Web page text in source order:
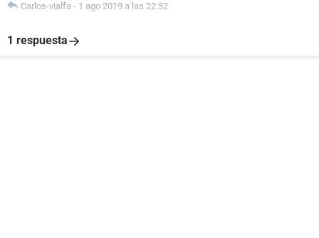
Carlos-vialfa - 1 ago 2019 a las 22:52
1 respuesta